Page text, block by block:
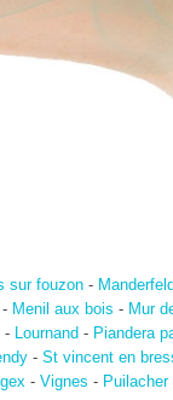
sur fouzon- Manderfeld
Menil aux bois - Mur
- Lournand - Piandera
- St vincent en
- Vignes - Puilacher